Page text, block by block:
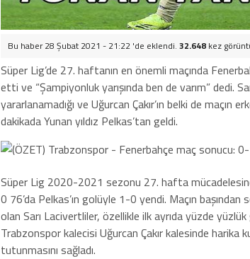
Bu haber 28 Şubat 2021 - 21:22 'de eklendi. 32.648 kez
Süper Lig’de 27. haftanın en önemli maçında
etti ve “Şampiyonluk yarışında ben de varım” dedi.
yararlanamadığı ve Uğurcan Çakır’ın belki de
dakikada Yunan yıldız Pelkas’tan geldi.
Süper Lig 2020-2021 sezonu 27. hafta
0 76’da Pelkas’ın golüyle 1-0 yendi. Maçın
olan Sarı Lacivertliler, özellikle ilk ayrıda yüzde
Trabzonspor kalecisi Uğurcan Çakır kalesinde harika
tutunmasını sağladı.